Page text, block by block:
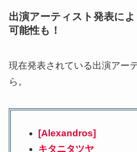
出演アーティスト発表に
可能性も！
現在発表されている出演アー
ら。
[Alexandros]
キタニタツヤ